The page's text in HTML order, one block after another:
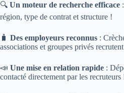
🔍 Un moteur de recherche efficace
région, type de contrat et structure !
​🧳 Des employeurs reconnus :
associations et groupes privés
📣 Une mise en relation rapide :
contacté directement par les recruteurs